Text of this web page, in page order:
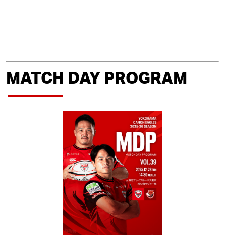
MATCH DAY PROGRAM